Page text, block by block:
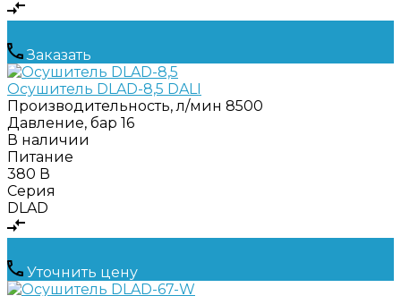
Заказать
Осушитель DLAD-8,5 DALI
Производительность, л/мин 8500
Давление, бар 16
В наличии
Питание
380 В
Серия
DLAD
Уточнить цену